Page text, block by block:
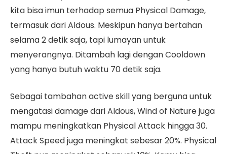
kita bisa imun terhadap semua Physical Damage,
termasuk dari Aldous. Meskipun hanya bertahan
selama 2 detik saja, tapi lumayan untuk
menyerangnya. Ditambah lagi dengan Cooldown
yang hanya butuh waktu 70 detik saja.
Sebagai tambahan active skill yang berguna untuk
mengatasi damage dari Aldous, Wind of Nature juga
mampu meningkatkan Physical Attack hingga 30.
Attack Speed juga meningkat sebesar 20%. Physical